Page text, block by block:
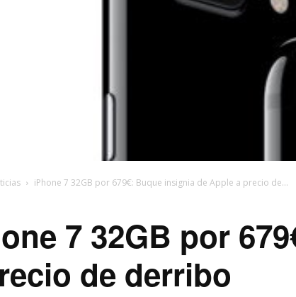
iPhone 7 32GB por 679€: Buque insignia de Apple a precio de...
7 32GB por
de derribo